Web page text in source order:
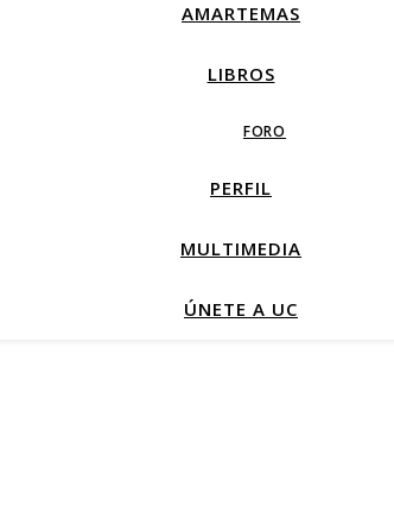
AMARTEMAS
LIBROS
FORO
PERFIL
MULTIMEDIA
ÚNETE A UC